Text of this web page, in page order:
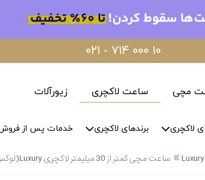
۰۲۱ - ۷۱۴ ۰۰۰ ۱۰
مچی ساعت لاکچری زیورآلات
لاکچری برندهای لاکچری خدمات پس از
» ساعت مچی کمتر از 30 میلیمتر لاکچری Luxury(لوکس)